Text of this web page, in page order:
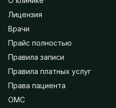
Лицензия
Врачи
Прайс полностью
Правила записи
Правила платных услуг
Права пациента
ОМС